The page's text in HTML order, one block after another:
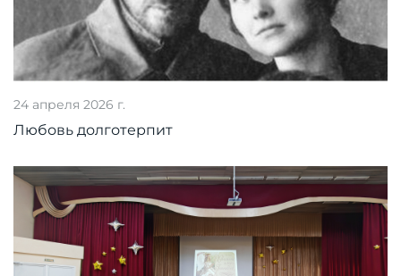
24 апреля 2026 г.
Любовь долготерпит